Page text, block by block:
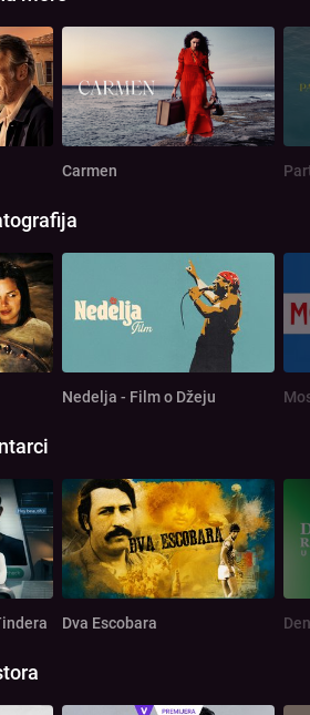
Carmen
Nedelja - Film o Džeju
Dva Escobara